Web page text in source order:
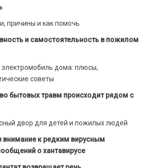
причины и как помочь
и самостоятельность в пожилом
дома: плюсы,
советы
бытовых травм происходит рядом с
двор для детей и пожилых людей
внимание к редким вирусным
о хантавирусе